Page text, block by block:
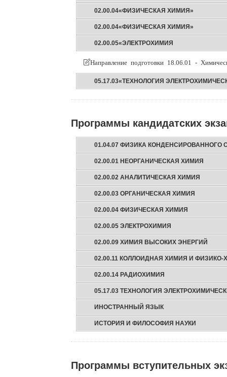
02.00.04«ФИЗИЧЕСКАЯ ХИМИЯ»
02.00.04«ФИЗИЧЕСКАЯ ХИМИЯ»
02.00.05«ЭЛЕКТРОХИМИЯ
Направление подготовки 18.06.01 -
05.17.03«ТЕХНОЛОГИЯ
Программы кандидатских
01.04.07 ФИЗИКА КОНДЕНСИРОВАННОГО
02.00.01 НЕОРГАНИЧЕСКАЯ ХИМИЯ
02.00.02 АНАЛИТИЧЕСКАЯ ХИМИЯ
02.00.03 ОРГАНИЧЕСКАЯ ХИМИЯ
02.00.04 ФИЗИЧЕСКАЯ ХИМИЯ
02.00.05 ЭЛЕКТРОХИМИЯ
02.00.09 ХИМИЯ ВЫСОКИХ ЭНЕРГИЙ
02.00.11 КОЛЛОИДНАЯ ХИМИЯ И
02.00.14 РАДИОХИМИЯ
05.17.03 ТЕХНОЛОГИЯ
ИНОСТРАННЫЙ ЯЗЫК
ИСТОРИЯ И ФИЛОСОФИЯ НАУКИ
Программы вступительных